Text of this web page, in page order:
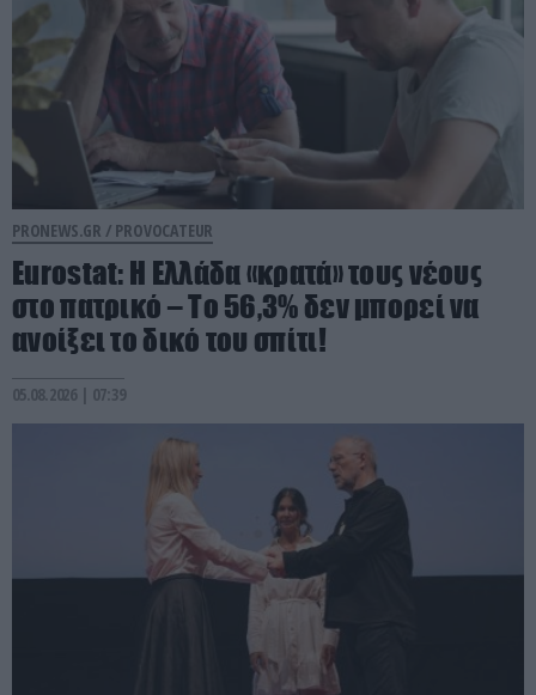
PRONEWS.GR / PROVOCATEUR
Eurostat: Η Ελλάδα «κρατά» τους νέους
στο πατρικό – Το 56,3% δεν μπορεί να
ανοίξει το δικό του σπίτι!
05.08.2026 | 07:39